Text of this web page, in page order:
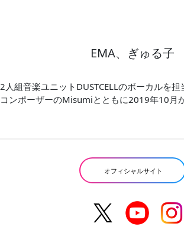
EMA、ぎゅる子
2人組音楽ユニットDUSTCELLのボーカルを担
コンポーザーのMisumiとともに2019年10月
オフィシャルサイト